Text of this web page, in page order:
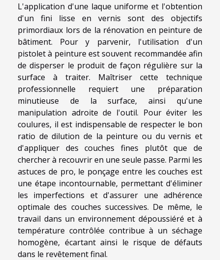
L'application d'une laque uniforme et l'obtention
d'un fini lisse en vernis sont des objectifs
primordiaux lors de la rénovation en peinture de
bâtiment. Pour y parvenir, l'utilisation d'un
pistolet à peinture est souvent recommandée afin
de disperser le produit de façon régulière sur la
surface à traiter. Maîtriser cette technique
professionnelle requiert une préparation
minutieuse de la surface, ainsi qu'une
manipulation adroite de l'outil. Pour éviter les
coulures, il est indispensable de respecter le bon
ratio de dilution de la peinture ou du vernis et
d'appliquer des couches fines plutôt que de
chercher à recouvrir en une seule passe. Parmi les
astuces de pro, le ponçage entre les couches est
une étape incontournable, permettant d'éliminer
les imperfections et d'assurer une adhérence
optimale des couches successives. De même, le
travail dans un environnement dépoussiéré et à
température contrôlée contribue à un séchage
homogène, écartant ainsi le risque de défauts
dans le revêtement final.